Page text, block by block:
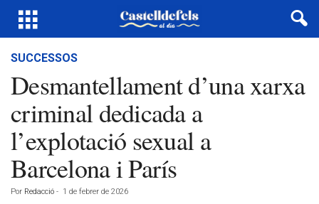
SUCCESSOS
Desmantellament d’una xarxa
criminal dedicada a
l’explotació sexual a
Barcelona i París
Por Redacció - 1 de febrer de 2026